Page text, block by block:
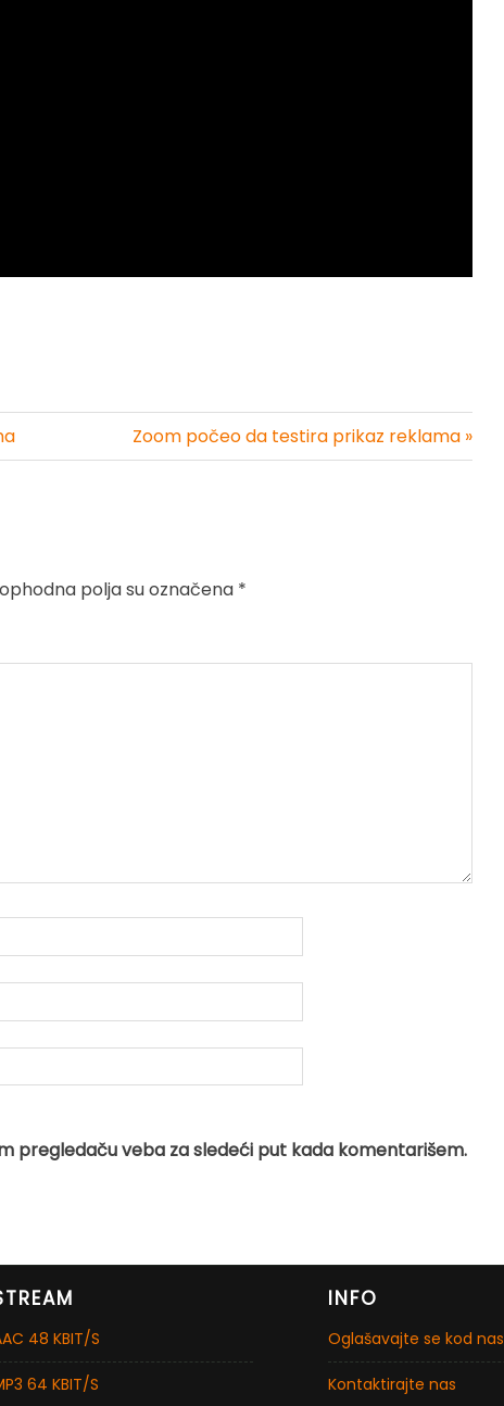
Zoom počeo da testira prikaz reklama »
polja su označena *
pregledaču veba za sledeći put kada komentarišem.
48 KBIT/S
64 KBIT/S
INFO
Oglašavajte se kod nas
Kontaktirajte nas